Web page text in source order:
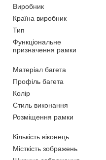
Виробник
Країна виробник
Тип
Функціональне
призначення рамки
Матеріал багета
Профіль багета
Колір
Стиль виконання
Розміщення рамки
Кількість віконець
Місткість зображень